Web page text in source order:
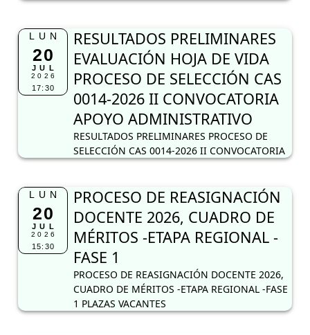
LUN
20
JUL
2026
17:30
RESULTADOS PRELIMINARES
EVALUACIÓN HOJA DE VIDA
PROCESO DE SELECCIÓN CAS
0014-2026 II CONVOCATORIA
APOYO ADMINISTRATIVO
RESULTADOS PRELIMINARES PROCESO DE
SELECCIÓN CAS 0014-2026 II CONVOCATORIA
LUN
20
JUL
2026
15:30
PROCESO DE REASIGNACIÓN
DOCENTE 2026, CUADRO DE
MÉRITOS -ETAPA REGIONAL -
FASE 1
PROCESO DE REASIGNACIÓN DOCENTE 2026,
CUADRO DE MÉRITOS -ETAPA REGIONAL -FASE
1 PLAZAS VACANTES